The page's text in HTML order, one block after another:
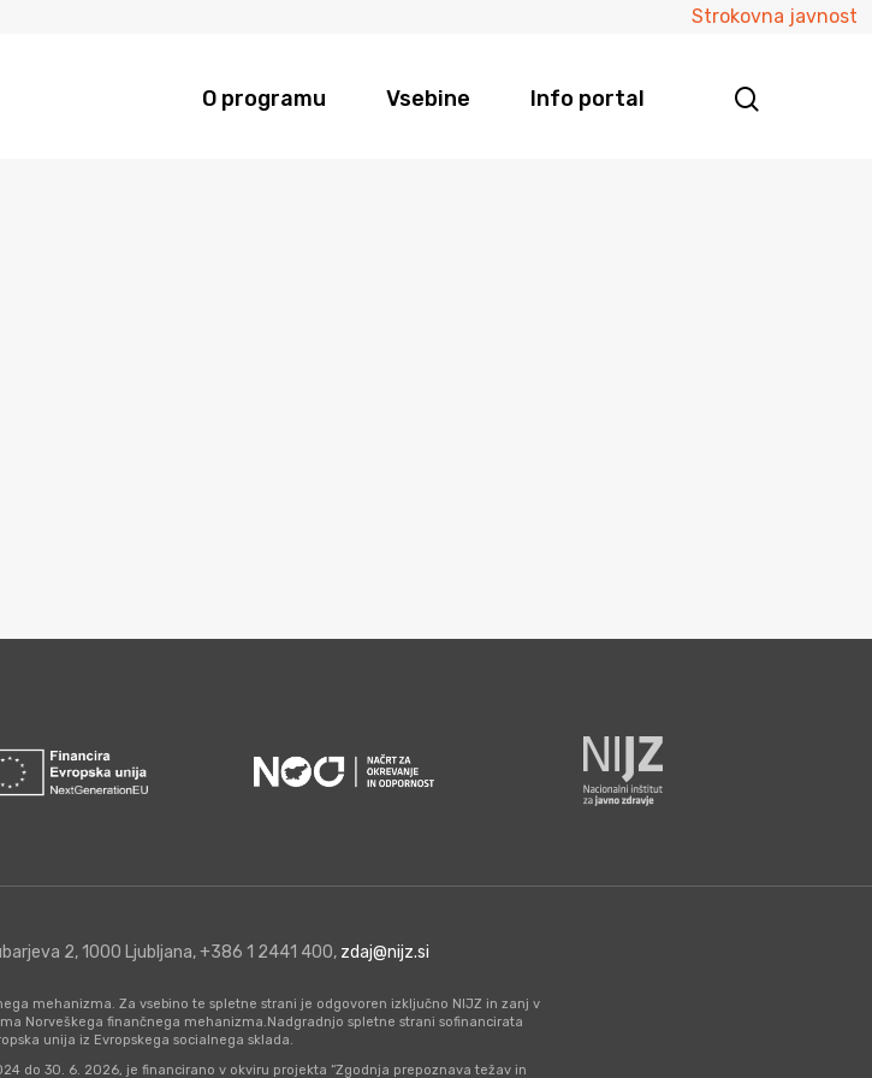
Strokovna javnost
O programu Vsebine Info portal
2, 1000 Ljubljana, +386 1 2441 400, zdaj@nijz.si
mehanizma. Za vsebino te spletne strani je odgovoren izključno NIJZ in zanj v
Norveškega finančnega mehanizma.Nadgradnjo spletne strani sofinancirata
unija iz Evropskega socialnega sklada.
do 30. 6. 2026, je financirano v okviru projekta “Zgodnja prepoznava težav in